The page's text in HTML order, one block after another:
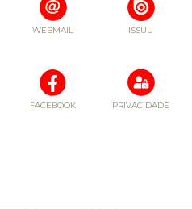
WEBMAIL ISSUU
FACEBOOK PRIVACIDADE